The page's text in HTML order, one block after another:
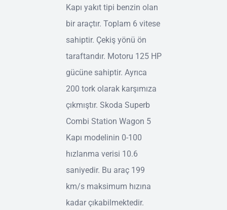
Kapı yakıt tipi benzin olan
bir araçtır. Toplam 6 vitese
sahiptir. Çekiş yönü ön
taraftandır. Motoru 125 HP
gücüne sahiptir. Ayrıca
200 tork olarak karşımıza
çıkmıştır. Skoda Superb
Combi Station Wagon 5
Kapı modelinin 0-100
hızlanma verisi 10.6
saniyedir. Bu araç 199
km/s maksimum hızına
kadar çıkabilmektedir.